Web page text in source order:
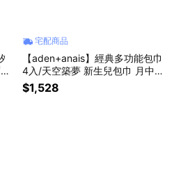
宅配商品
【aden+anais】經典多功能包巾
4入/天空築夢 新生兒包巾 月中
愛用 100%純棉 育兒好夥伴 柔軟
小被被 床單✨新生禮✨彌月禮✨
$1,528